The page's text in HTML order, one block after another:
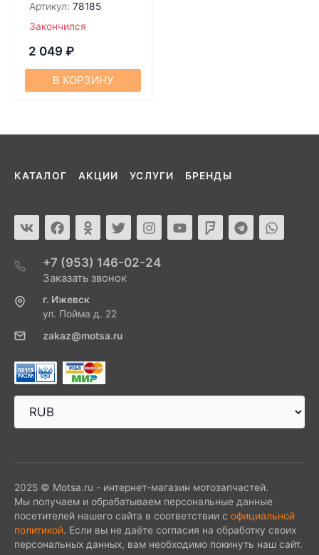
Артикул: 78185
Закончился
2 049 ₽
В КОРЗИНУ
КАТАЛОГ АКЦИИ УСЛУГИ БРЕНДЫ
+7 (953) 146-02-24
Заказать звонок
г. Ижевск
ул. Пойма д. 22
zakaz@motsa.ru
2025 © Motsa.ru - интернет-магазин мотозапчастей.
Мы получаем и обрабатываем персональные данные
посетителей нашего сайта в соответствии с официальной
политикой. Если вы не даёте согласия на обработку своих
персональных данных, вам необходимо покинуть наш сайт.